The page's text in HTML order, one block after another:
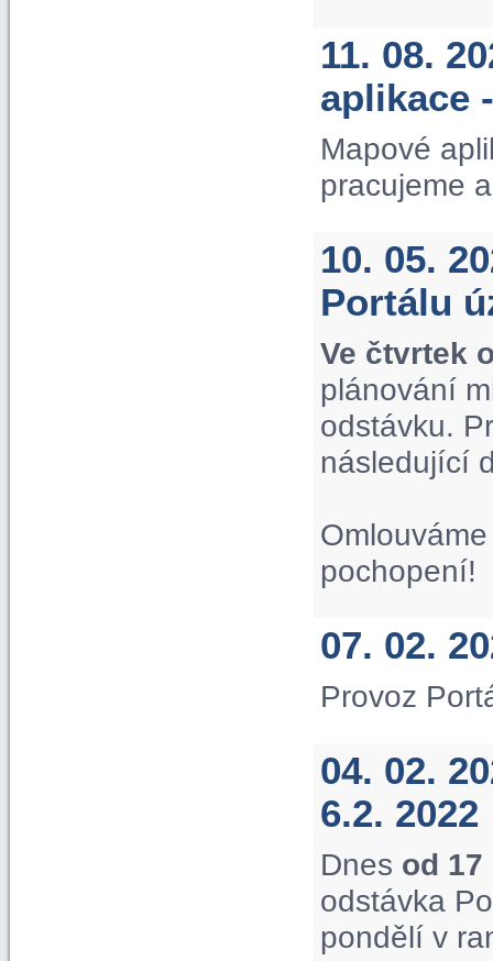
11. 08.
aplikace
Mapové
pracujeme
10. 05.
Portálu
Ve čtvrtek
plánování
odstávku.
následující
pochopení!
07. 02.
Provoz
04. 02.
6.2. 2022
Dnes od
odstávka
pondělí v